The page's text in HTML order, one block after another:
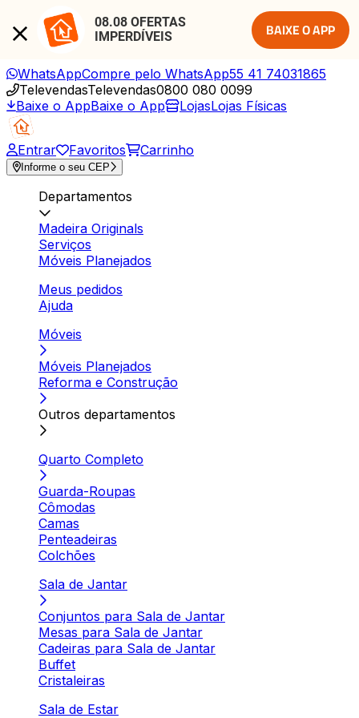
08.08 OFERTAS
IMPERDÍVEIS
BAIXE O APP
WhatsAppCompre pelo WhatsApp55 41 74031865
TelevendasTelevendas0800 080 0099
Baixe o AppBaixe o App LojasLojas Físicas
Entrar Favoritos Carrinho
Informe o seu CEP
Departamentos
Madeira Originals
Serviços
Móveis Planejados
Meus pedidos
Ajuda
Móveis
Móveis Planejados
Reforma e Construção
Outros departamentos
Quarto Completo
Guarda-Roupas
Cômodas
Camas
Penteadeiras
Colchões
Sala de Jantar
Conjuntos para Sala de Jantar
Mesas para Sala de Jantar
Cadeiras para Sala de Jantar
Buffet
Cristaleiras
Sala de Estar